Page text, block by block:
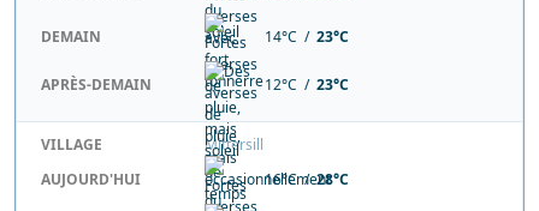
DEMAIN 14°C / 23°C
APRÈS-DEMAIN 12°C / 23°C
VILLAGE
Mittersill
AUJOURD'HUI
16°C /28°C